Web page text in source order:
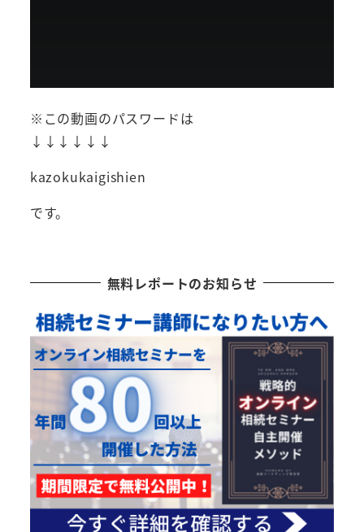
※この動画のパスワードは
↓↓↓↓↓↓
kazokukaigishien
です。
無料レポートのお知らせ